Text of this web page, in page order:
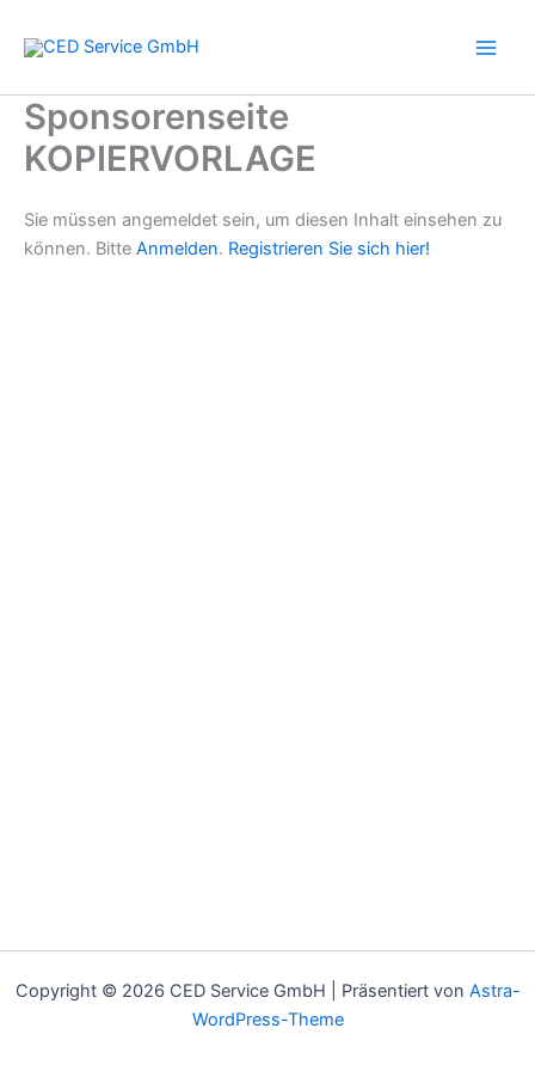
Inhalt
Sponsorenseite
KOPIERVORLAGE
Sie müssen angemeldet sein, um diesen Inhalt einsehen zu
können. Bitte Anmelden. Registrieren Sie sich hier!
Copyright © 2026 CED Service GmbH | Präsentiert von Astra-
WordPress-Theme